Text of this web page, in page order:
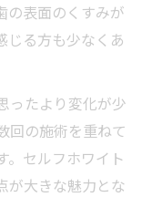
の表面のくすみが
じる方も少なくあ
ったより変化が少
回の施術を重ねて
。セルフホワイト
が大きな魅力とな